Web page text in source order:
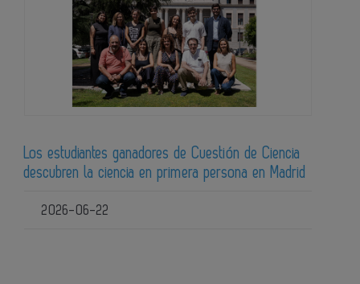
Los estudiantes ganadores de Cuestión de Ciencia
descubren la ciencia en primera persona en Madrid
2026-06-22